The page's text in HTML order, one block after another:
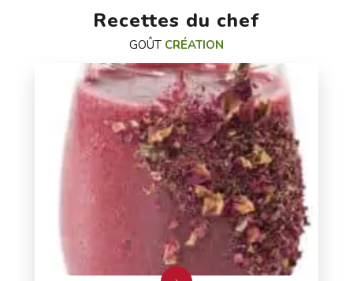
Recettes du chef
GOÛT CRÉATION